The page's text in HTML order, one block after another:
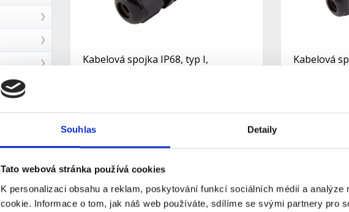
Souhlas Detaily
Tato webová stránka používá cookies
K personalizaci obsahu a reklam, poskytování funkcí sociálních médií a
cookie. Informace o tom, jak náš web používáte, sdílíme se svými partnery pro
Kabelová spojka IP68, typ I,
3x1,5mm2; 250V, 10A, šroubová
Detail
Kabelová
3x1,5mm2;